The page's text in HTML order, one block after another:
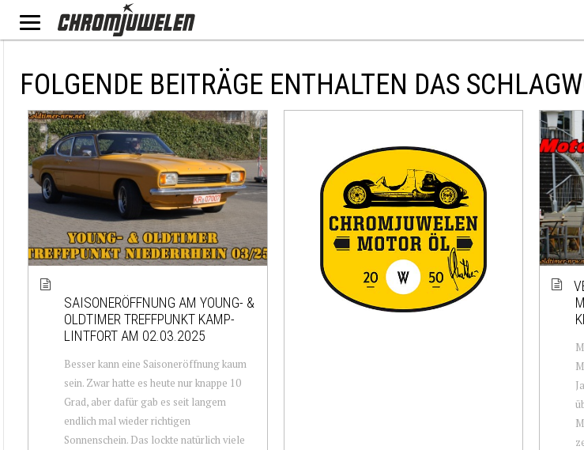
FOLGENDE BEITRÄGE ENTHALTEN DAS
SAISONERÖFFNUNG AM YOUNG- &
OLDTIMER TREFFPUNKT KAMP-
LINTFORT AM 02.03.2025
Besser kann eine Saisoneröffnung kaum
sein. Zwar hatte es heute nur knappe 10
Grad, aber dafür gab es seit langem
endlich mal wieder richtigen
Sonnenschein. Das lockte natürlich viele